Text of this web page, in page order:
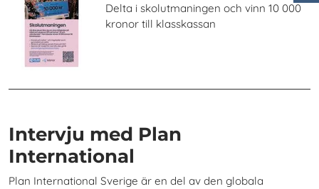
Delta i skolutmaningen och vinn 10 000
kronor till klasskassan
Intervju med Plan
International
Plan International Sverige är en del av den globala